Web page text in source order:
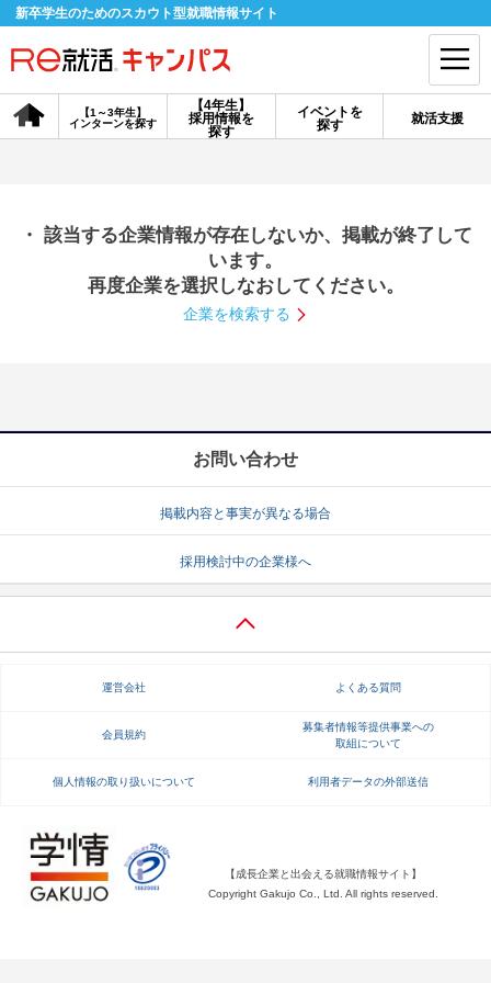
新卒学生のためのスカウト型就職情報サイト
【4年生】
採用情報を
探す
【1～3年生】
インターンを探す
イベントを
探す
就活支援
会員登録 ログイン
探す
【4年生】
説明会を探す
就活ノウハウ・サポート
就活ノウハウが満載！ お役立ち記事・相談室など
就活ニュースペーパー よくある質問
不明点があればこちら
・ 該当する企業情報が存在しないか、掲載が終了して
います。
再度企業を選択しなおしてください。
企業を検索する
お問い合わせ
掲載内容と事実が異なる場合
採用検討中の企業様へ
運営会社 よくある質問
会員規約
募集者情報等提供事業への
取組について
個人情報の取り扱いについて 利用者データの外部送信
【成長企業と出会える就職情報サイト】
Copyright Gakujo Co., Ltd. All rights reserved.